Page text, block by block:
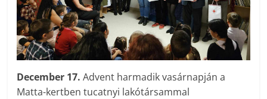
December 17. Advent harmadik vasárnapján a
Matta-kertben tucatnyi lakótársammal